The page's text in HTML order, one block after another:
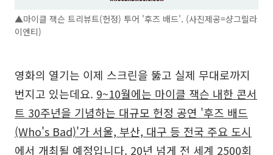
▲마이클 잭슨 트리뷰트(헌정) 투어 '후즈 배드'. (사진제공=샹그릴라
이엔티)
영화의 열기는 이제 스크린을 뚫고 실제 무대로까지
번지고 있는데요. 9~10월에는 마이클 잭슨 내한 콘서
트 30주년을 기념하는 대규모 헌정 공연 '후즈 배드
(Who's Bad)'가 서울, 부산, 대구 등 전국 주요 도시
에서 개최될 예정입니다. 20년 넘게 전 세계 2500회